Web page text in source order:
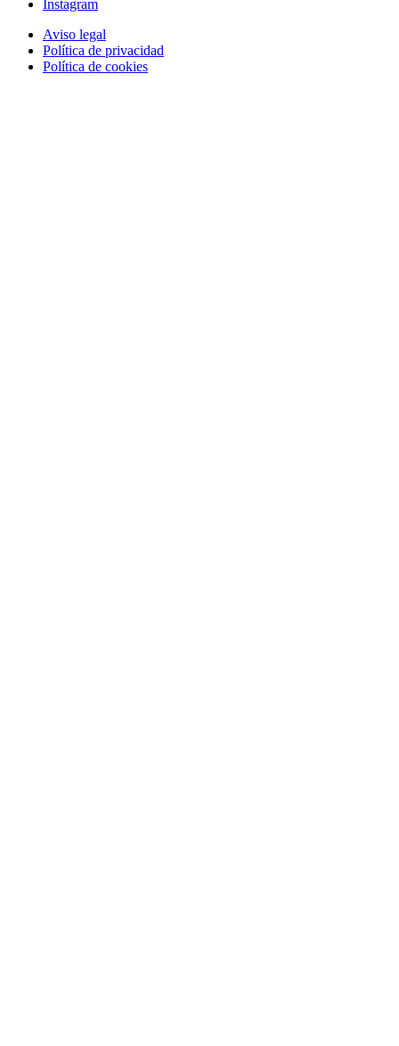
Instagram
Aviso legal
Política de privacidad
Política de cookies